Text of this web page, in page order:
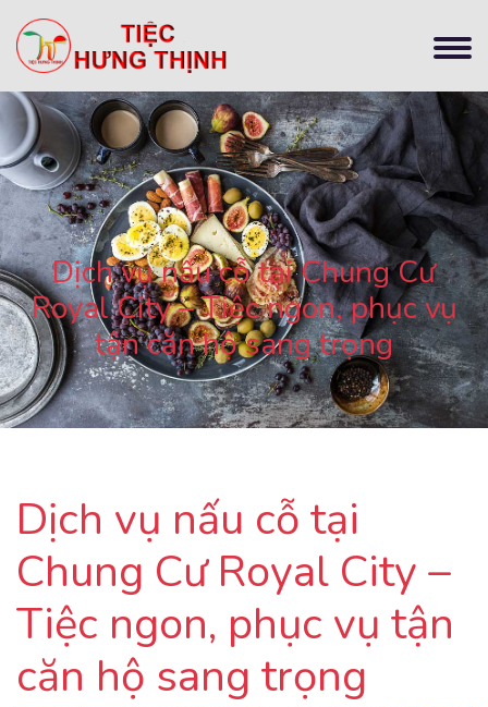
Dịch vụ nấu cỗ tại Chung Cư
Royal City – Tiệc ngon, phục vụ
tận căn hộ sang trọng
Dịch vụ nấu cỗ tại
Chung Cư Royal City –
Tiệc ngon, phục vụ tận
căn hộ sang trọng